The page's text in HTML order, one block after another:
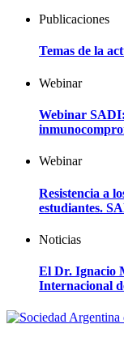
Publicaciones
Temas de la
Webinar
Webinar
Webinar
Resistencia a
estudiantes.
Noticias
El Dr. Ignacio
Internacional